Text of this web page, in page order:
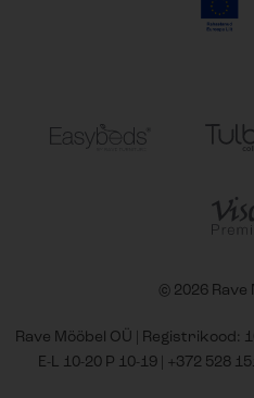
© 2026 Rave
Rave Mööbel OÜ | Registrikood:
E-L 10-20 P 10-19 | +372 528